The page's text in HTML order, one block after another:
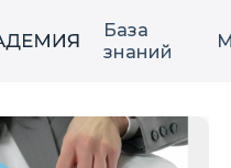
База
знаний